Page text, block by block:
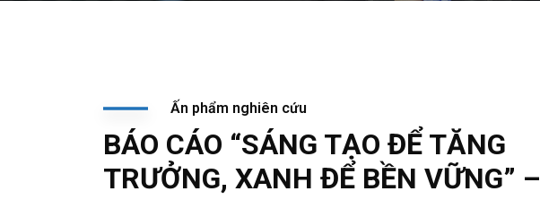
Ấn phẩm nghiên cứu
BÁO CÁO “SÁNG TẠO ĐỂ TĂNG
TRƯỞNG, XANH ĐỂ BỀN VỮNG” –